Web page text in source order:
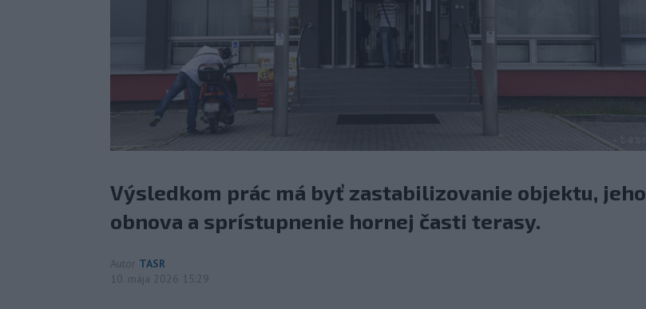
Výsledkom prác má byť zastabilizovanie objektu, jeho
obnova a sprístupnenie hornej časti terasy.
Autor TASR
10. mája 2026 15:29